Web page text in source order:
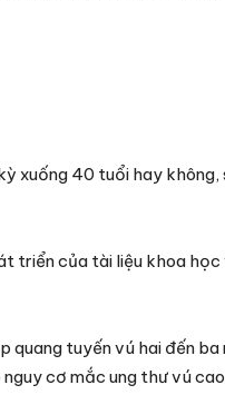
xuống 40 tuổi hay
triển của tài liệu khoa
quang tuyến vú hai đến
cơ mắc ung thư vú